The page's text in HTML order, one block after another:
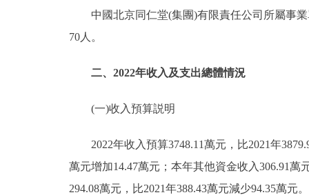
中國北京同仁堂(集團)有限責任公司所屬事業
70人。
二、2022年收入及支出總體情況
(一)收入預算説明
2022年收入預算3748.11萬元，比2021年
萬元增加14.47萬元；本年其他資金收入306.91
294.08萬元，比2021年388.43萬元減少94.35萬元。